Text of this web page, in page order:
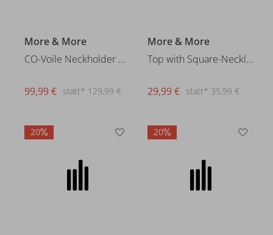
More & More
CO-Voile Neckholder Dress
statt* 129,99 €
99,99 €
More & More
Top with Square-Neckline
statt* 35,99 €
29,99 €
20 20